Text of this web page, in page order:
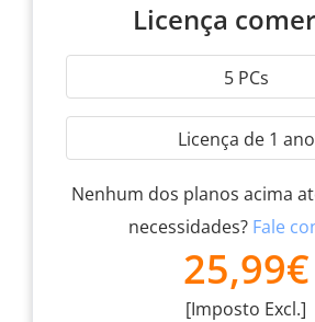
Licença
5 PCs
Licença de 1 ano
Nenhum dos planos acima
necessidades? Fale
25,99€
[Imposto Excl.]